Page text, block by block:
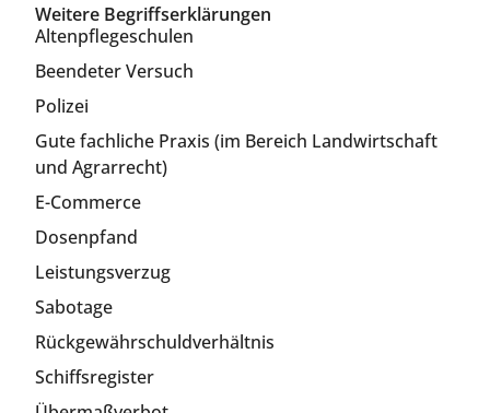
Weitere Begriffserklärungen
Altenpflegeschulen
Beendeter Versuch
Polizei
Gute fachliche Praxis (im Bereich Landwirtschaft
und Agrarrecht)
E-Commerce
Dosenpfand
Leistungsverzug
Sabotage
Rückgewährschuldverhältnis
Schiffsregister